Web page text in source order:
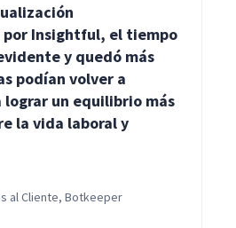
Insightful, el tiempo
y quedó más
podían volver a
lograr un equilibrio más
la vida laboral y
al Cliente, Botkeeper